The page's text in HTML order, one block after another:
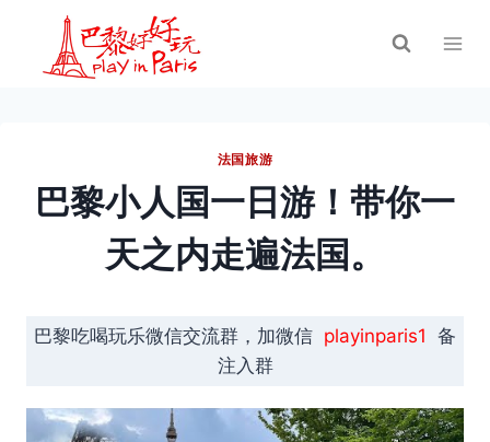
法国旅游
巴黎小人国一日游！带你一
天之内走遍法国。
巴黎吃喝玩乐微信交流群，加微信 playinparis1 备
注入群